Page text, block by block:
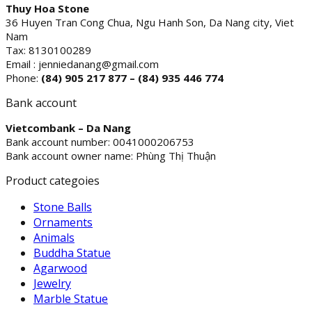
Thuy Hoa Stone
36 Huyen Tran Cong Chua, Ngu Hanh Son, Da Nang city, Viet
Nam
Tax: 8130100289
Email : jenniedanang@gmail.com
Phone: (84) 905 217 877 – (84) 935 446 774
Bank account
Vietcombank – Da Nang
Bank account number: 0041000206753
Bank account owner name: Phùng Thị Thuận
Product categoies
Stone Balls
Ornaments
Animals
Buddha Statue
Agarwood
Jewelry
Marble Statue